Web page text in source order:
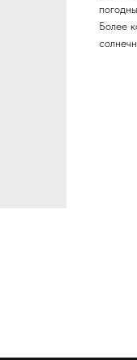
Более